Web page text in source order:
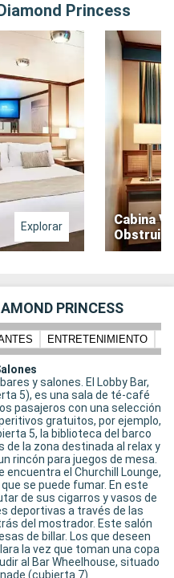
Princess
Explorar
Cabina
PRINCESS
ENTRETENIMIENTO
y salones. El Lobby Bar,
5), es una sala de té-café
pasajeros con una selección
gratuitos, por ejemplo,
5, la biblioteca del barco
de la zona destinada al relax y
rincón para juegos de mesa.
encuentra el Churchill Lounge,
se puede fumar. En este
de sus cigarros y vasos de
deportivas a través de las
del mostrador. Este salón
de billar. Los que deseen
la vez que toman una copa
al Bar Wheelhouse, situado
(cubierta 7).